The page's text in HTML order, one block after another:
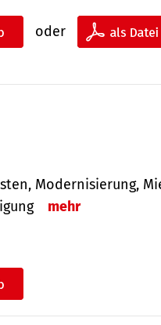
oder
Modernisierung,
mehr